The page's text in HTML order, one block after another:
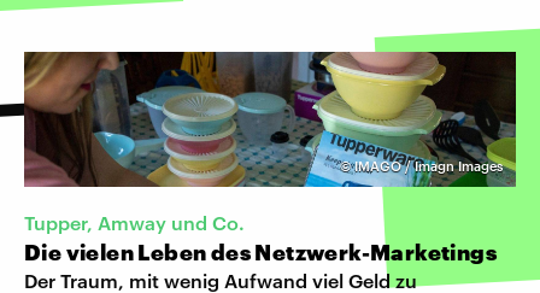
©IMAGO / Imagn Images
Tupper, Amway und Co.
Die vielen Leben des Netzwerk-Marketings
Der Traum, mit wenig Aufwand viel Geld zu